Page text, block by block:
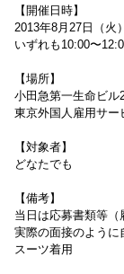
【開催日時】
2013年8月27日（火
いずれも10:00〜
【場所】
小田急第一生命ビル
東京外国人雇用サ
【対象者】
どなたでも
【備考】
当日は応募書類等（
実際の面接のように
スーツ着用